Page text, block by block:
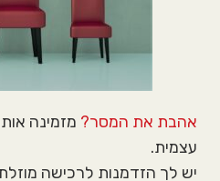
אהבת את המסר? מזמינה
עצמית.
יש לך הזדמנות לרכישה